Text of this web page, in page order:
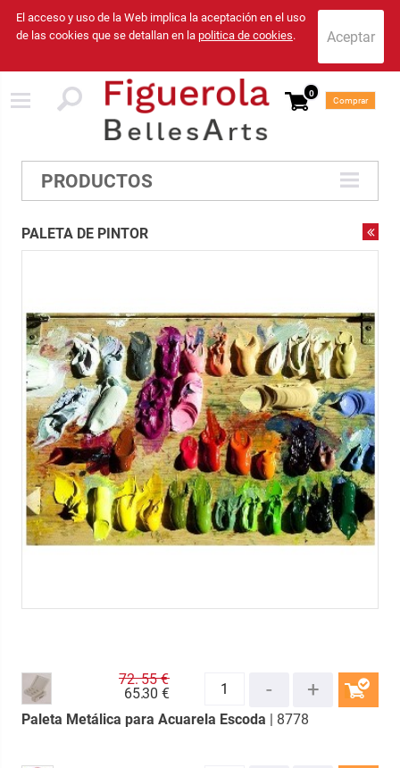
El acceso y uso de la Web implica la aceptación en el uso
de las cookies que se detallan en la politica de cookies.
0
Comprar
PRODUCTOS
PALETA DE PINTOR
Paleta Metálica para Acuarela Escoda | 8778
72.55 €
65.30 €